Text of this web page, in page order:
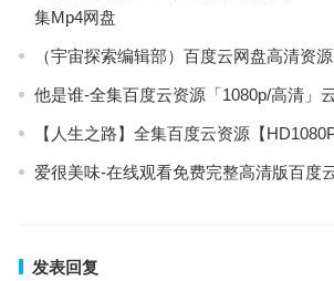
集Mp4网盘
（宇宙探索编辑部）百度云网盘高清资源
他是谁-全集百度云资源「1080p/高清」
【人生之路】全集百度云资源【
爱很美味-在线观看免费完整高清版百度
发表回复